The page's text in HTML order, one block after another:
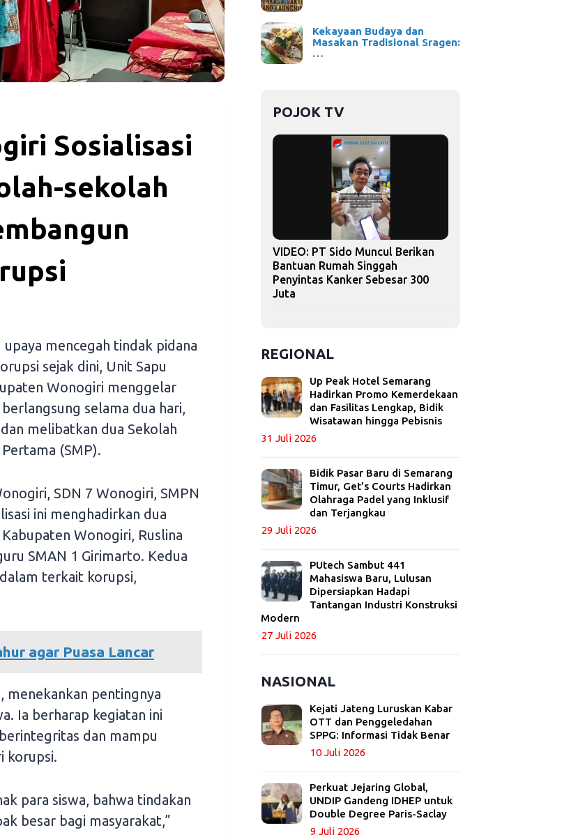
Sosialisasi
sekolah
upaya mencegah tindak pidana
sejak dini, Unit Sapu
Wonogiri menggelar
selama dua hari,
melibatkan dua Sekolah
(SMP).
SDN 7 Wonogiri, SMPN
ini menghadirkan dua
Wonogiri, Ruslina
SMAN 1 Girimarto. Kedua
terkait korupsi,
agar Puasa Lancar
menekankan pentingnya
Ia berharap kegiatan ini
dan mampu
korupsi.
para siswa, bahwa tindakan
besar bagi masyarakat,”
Kekayaan Budaya dan
Masakan Tradisional Sragen:
…
POJOK TV
VIDEO: PT Sido Muncul Berikan
Bantuan Rumah Singgah
Penyintas Kanker Sebesar 300
Juta
REGIONAL
Up Peak Hotel Semarang
Hadirkan Promo Kemerdekaan
dan Fasilitas Lengkap, Bidik
Wisatawan hingga Pebisnis
31 Juli 2026
Bidik Pasar Baru di Semarang
Timur, Get’s Courts Hadirkan
Olahraga Padel yang Inklusif
dan Terjangkau
29 Juli 2026
PUtech Sambut 441
Mahasiswa Baru, Lulusan
Dipersiapkan Hadapi
Tantangan Industri Konstruksi
Modern
27 Juli 2026
NASIONAL
Kejati Jateng Luruskan Kabar
OTT dan Penggeledahan
SPPG: Informasi Tidak Benar
10 Juli 2026
Perkuat Jejaring Global,
UNDIP Gandeng IDHEP untuk
Double Degree Paris-Saclay
9 Juli 2026